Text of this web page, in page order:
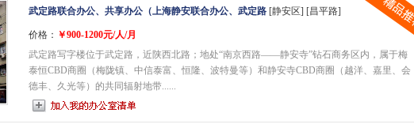
武定路联合办公、共享办公（上海静安联合办公、武定路 [静安区] [昌平路]
价格： ￥900-1200元/人/月
武定路写字楼位于武定路，近陕西北路；地处“南京西路——静安寺”钻石商务区内，属于梅
泰恒CBD商圈（梅陇镇、中信泰富、恒隆、波特曼等）和静安寺CBD商圈（越洋、嘉里、会
德丰、久光等）的共同辐射地带......